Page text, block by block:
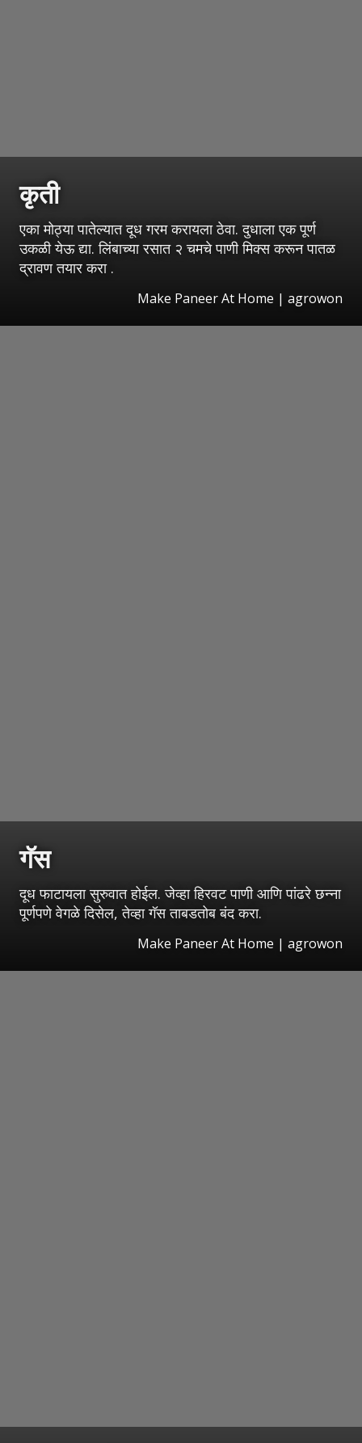
कृती
एका मोठ्या पातेल्यात दूध गरम करायला ठेवा. दुधाला एक पूर्ण
उकळी येऊ द्या. लिंबाच्या रसात २ चमचे पाणी मिक्स करून पातळ
द्रावण तयार करा .
Make Paneer At Home | agrowon
गॅस
दूध फाटायला सुरुवात होईल. जेव्हा हिरवट पाणी आणि पांढरे छन्ना
पूर्णपणे वेगळे दिसेल, तेव्हा गॅस ताबडतोब बंद करा.
Make Paneer At Home | agrowon